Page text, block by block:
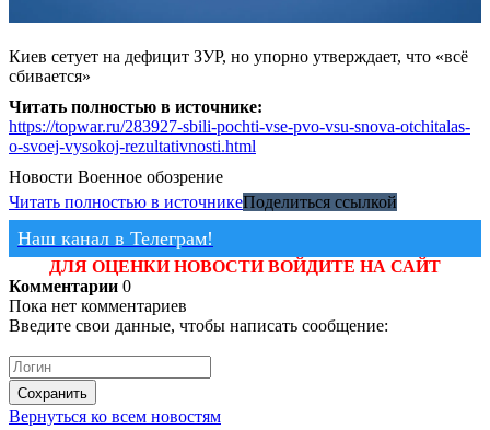
Киев сетует на дефицит ЗУР, но упорно утверждает, что «всё
сбивается»
Читать полностью в источнике:
https://topwar.ru/283927-sbili-pochti-vse-pvo-vsu-snova-otchitalas-
o-svoej-vysokoj-rezultativnosti.html
Новости Военное обозрение
Читать полностью в источникеПоделиться ссылкой
Наш канал в Телеграм!
ДЛЯ ОЦЕНКИ НОВОСТИ ВОЙДИТЕ НА САЙТ
Комментарии 0
Пока нет комментариев
Введите свои данные, чтобы написать сообщение:
Сохранить
Вернуться ко всем новостям